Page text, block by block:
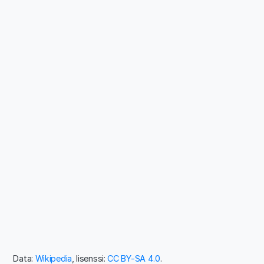
Data: Wikipedia , lisenssi:CC BY-SA 4.0.